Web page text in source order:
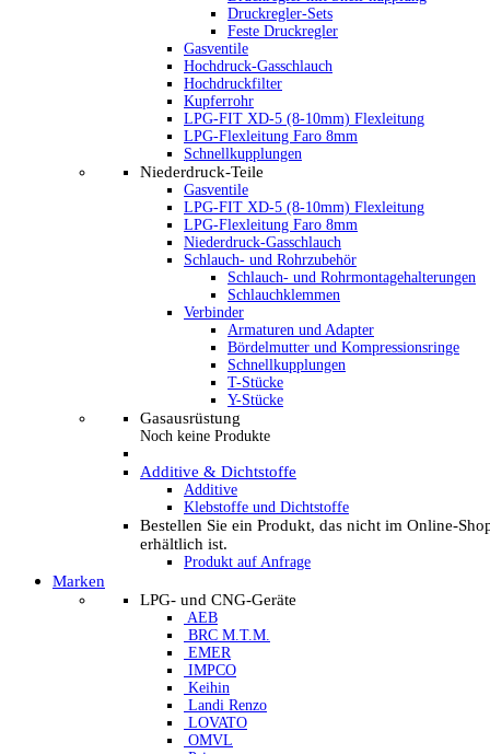
Druckregler-Sets
Feste Druckregler
Gasventile
Hochdruck-Gasschlauch
Hochdruckfilter
Kupferrohr
LPG-FIT XD-5 (8-10mm) Flexleitung
LPG-Flexleitung Faro 8mm
Schnellkupplungen
Niederdruck-Teile
Gasventile
LPG-FIT XD-5 (8-10mm) Flexleitung
LPG-Flexleitung Faro 8mm
Niederdruck-Gasschlauch
Schlauch- und Rohrzubehör
Schlauch- und Rohrmontagehalterungen
Schlauchklemmen
Verbinder
Armaturen und Adapter
Bördelmutter und Kompressionsringe
Schnellkupplungen
T-Stücke
Y-Stücke
Gasausrüstung
Noch keine Produkte
Additive & Dichtstoffe
Additive
Klebstoffe und Dichtstoffe
Bestellen Sie ein Produkt, das nicht im Online-
erhältlich ist.
Produkt auf Anfrage
Marken
LPG- und CNG-Geräte
AEB
BRC M.T.M.
EMER
IMPCO
Keihin
Landi Renzo
LOVATO
OMVL